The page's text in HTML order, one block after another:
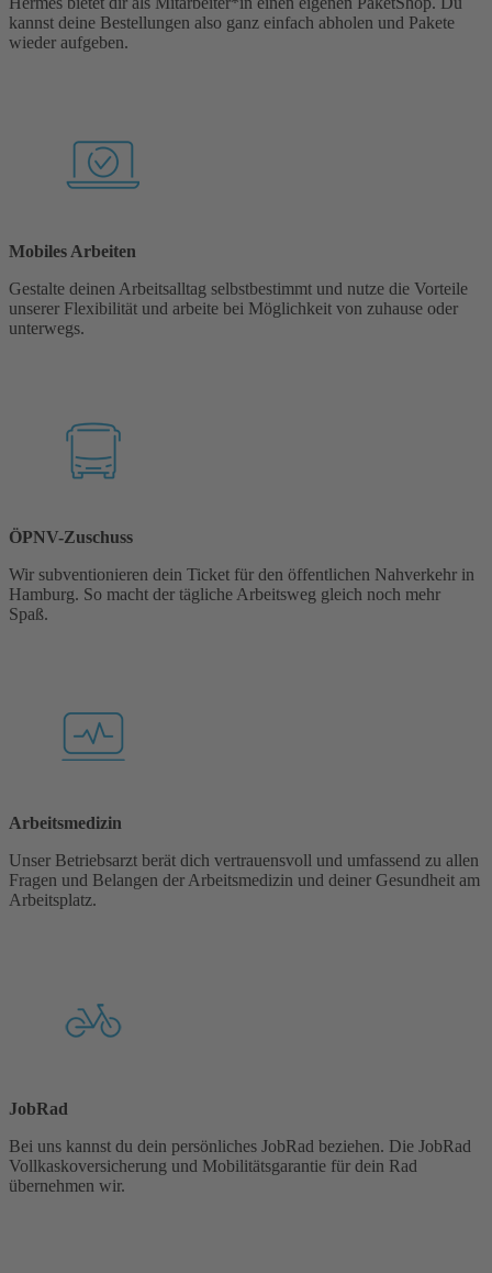
kannst deine Bestellungen also ganz einfach abholen und Pakete
wieder aufgeben.
Mobiles Arbeiten
Gestalte deinen Arbeitsalltag selbstbestimmt und nutze die Vorteile
unserer Flexibilität und arbeite bei Möglichkeit von zuhause oder
unterwegs.
ÖPNV-Zuschuss
Wir subventionieren dein Ticket für den öffentlichen Nahverkehr in
Hamburg. So macht der tägliche Arbeitsweg gleich noch mehr
Spaß.
Arbeitsmedizin
Unser Betriebsarzt berät dich vertrauensvoll und umfassend zu allen
Fragen und Belangen der Arbeitsmedizin und deiner Gesundheit am
Arbeitsplatz.
JobRad
Bei uns kannst du dein persönliches JobRad beziehen. Die JobRad
Vollkaskoversicherung und Mobilitätsgarantie für dein Rad
übernehmen wir.